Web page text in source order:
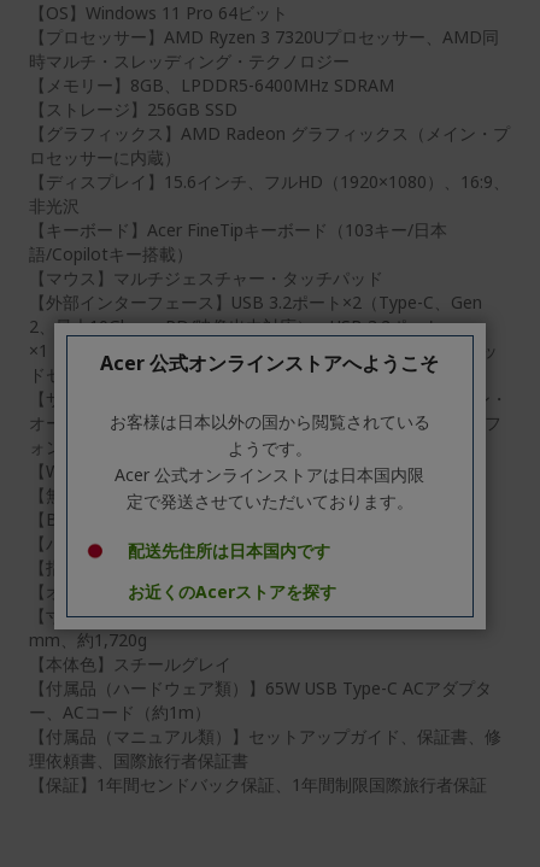
【OS】Windows 11 Pro 64ビット
【プロセッサー】AMD Ryzen 3 7320Uプロセッサー、AMD同
時マルチ・スレッディング・テクノロジー
【メモリー】8GB、LPDDR5-6400MHz SDRAM
【ストレージ】256GB SSD
【グラフィックス】AMD Radeon グラフィックス（メイン・プ
ロセッサーに内蔵）
【ディスプレイ】15.6インチ、フルHD（1920×1080）、16:9、
非光沢
【キーボード】Acer FineTipキーボード（103キー/日本
語/Copilotキー搭載）
【マウス】マルチジェスチャー・タッチパッド
【外部インターフェース】USB 3.2ポート×2（Type-C、Gen
2、最大10Gbps、PD/映像出力対応）、USB 3.2ポート
×1（Type-A、Gen 1、最大5Gbps）、USB 2.0ポート×1、ヘッ
ドセット/スピーカー・ジャック x1、HDMI出力ポート×1
【サウンド機能】Acer PurifiedVoice、ハイ・デフィニション・
オーディオ準拠、内蔵ステレオ・スピーカー、内蔵マイクロフ
ォン×2
【Webカメラ】（フロント）HD Webカメラ（約92万画素）
【無線LAN】IEEE802.11 a/b/g/n/ac/ax準拠（Wi-Fi 6対応）
【Bluetooth】Bluetooth 5.2準拠
【バッテリー駆動時間】約10時間
【指紋認証】非搭載
【オフィス】非搭載
【寸法・質量】約19.90（H）×362.90（W）×237.50（D）
mm、約1,720g
【本体色】スチールグレイ
【付属品（ハードウェア類）】65W USB Type-C ACアダプタ
ー、ACコード（約1m）
【付属品（マニュアル類）】セットアップガイド、保証書、修
理依頼書、国際旅行者保証書
【保証】1年間センドバック保証、1年間制限国際旅行者保証
Acer 公式オンラインストアへようこそ
お客様は日本以外の国から閲覧されている
ようです。
Acer 公式オンラインストアは日本国内限
定で発送させていただいております。
配送先住所は日本国内です
お近くのAcerストアを探す